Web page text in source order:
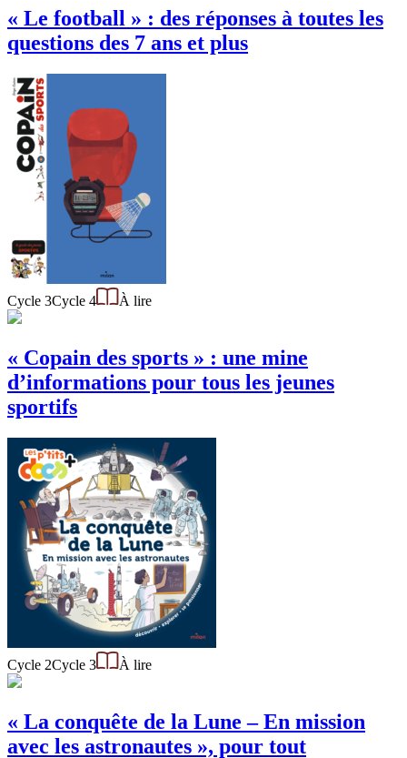
« Le football » : des réponses à toutes les
questions des 7 ans et plus
Cycle 3Cycle 4 À lire
« Copain des sports » : une mine
d’informations pour tous les jeunes
sportifs
Cycle 2Cycle 3 À lire
« La conquête de la Lune – En mission
avec les astronautes », pour tout